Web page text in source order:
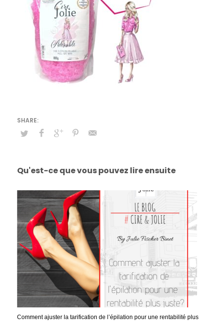
Qu'est-ce que vous pouvez lire ensuite
Comment ajuster la tarification de l’épilation pour une rentabilité plus